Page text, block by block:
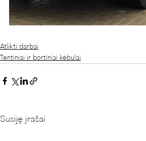
Atlikti darbai
Tentiniai ir bortiniai kėbulai
Susiję įrašai